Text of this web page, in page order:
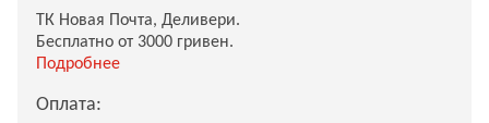
ТК Новая Почта, Деливери.
Бесплатно от 3000 гривен.
Подробнее
Оплата: